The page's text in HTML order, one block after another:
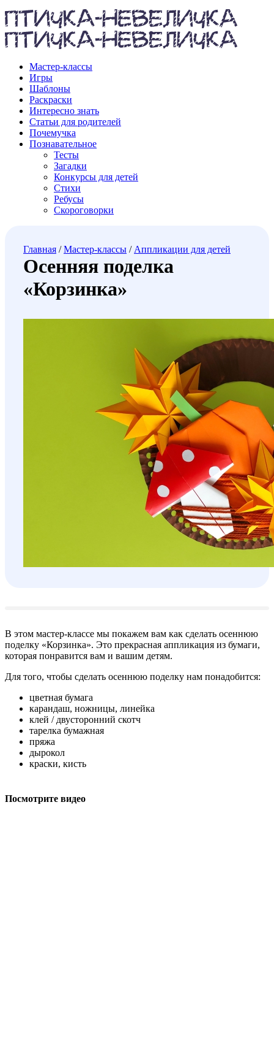
Мастер-классы
Игры
Шаблоны
Раскраски
Интересно знать
Статьи для родителей
Почемучка
Познавательное
Тесты
Загадки
Конкурсы для детей
Стихи
Ребусы
Скороговорки
Главная /Мастер-классы / Аппликации для детей
Осенняя поделка
«Корзинка»
В этом мастер-классе мы покажем вам как сделать осеннюю
поделку «Корзинка». Это прекрасная аппликация из бумаги,
которая понравится вам и вашим детям.
Для того, чтобы сделать осеннюю поделку нам понадобится:
цветная бумага
карандаш, ножницы, линейка
клей / двусторонний скотч
тарелка бумажная
пряжа
дырокол
краски, кисть
Посмотрите видео